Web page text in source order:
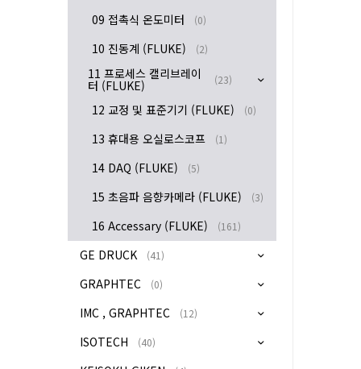
09 접촉식 온도미터 (0)
10 진동계 (FLUKE) (2)
11 프로세스 캘리브레이
터 (FLUKE) (23)
12 교정 및 표준기기 (FLUKE) (0)
13 휴대용 오실로스코프 (1)
14 DAQ (FLUKE) (5)
15 초음파 음향카메라 (FLUKE) (3)
16 Accessary (FLUKE) (161)
GE DRUCK (41)
GRAPHTEC (0)
IMC , GRAPHTEC (12)
ISOTECH (40)